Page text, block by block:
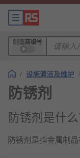
制造商编号
/ 设施清洁及维护 /
防锈剂
防锈剂是什么
防锈剂是指金属制